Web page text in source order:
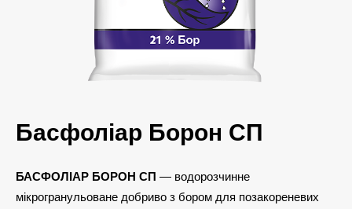
Басфоліар Борон СП
БАСФОЛІАР БОРОН СП — водорозчинне
мікрогранульоване добриво з бором для позакореневих